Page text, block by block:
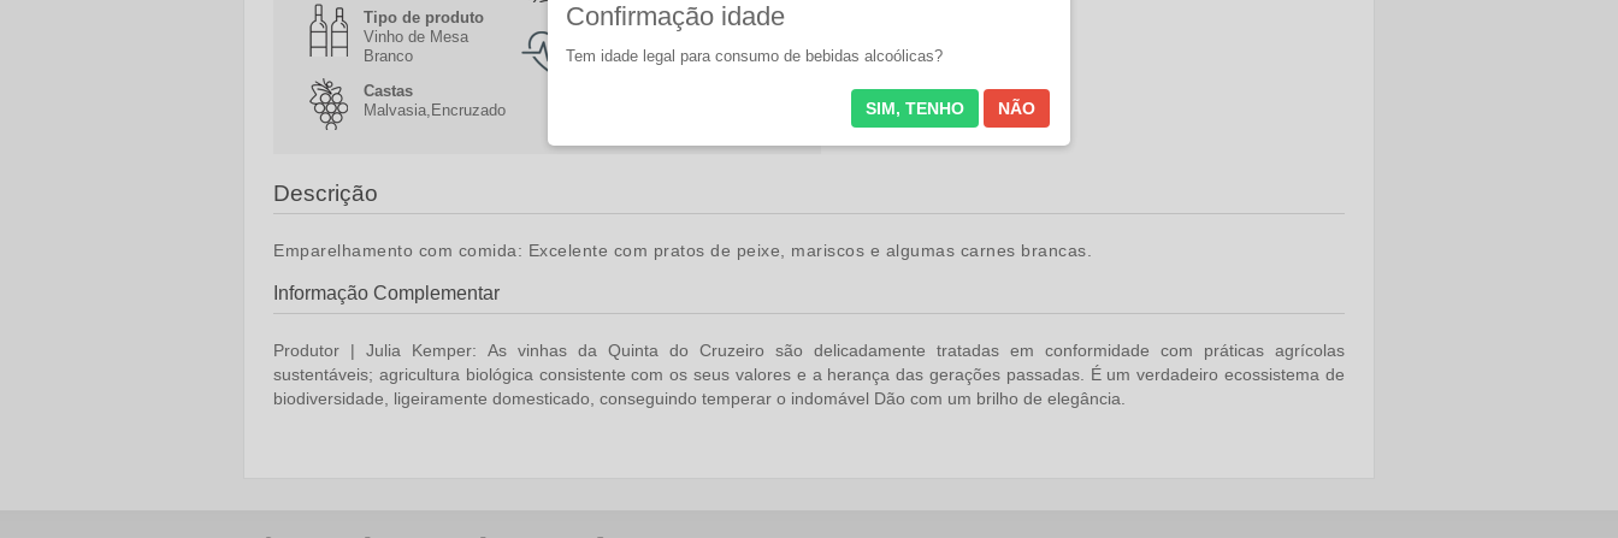
Tipo de produto
Vinho de Mesa
Branco
Contém Sulfites
Castas
Malvasia,Encruzado
Descrição
Emparelhamento com comida: Excelente com pratos de peixe, mariscos e algumas carnes brancas.
Informação Complementar
Produtor | Julia Kemper: As vinhas da Quinta do Cruzeiro são delicadamente tratadas em conformidade com práticas agrícolas
sustentáveis; agricultura biológica consistente com os seus valores e a herança das gerações passadas. É um verdadeiro ecossistema de
biodiversidade, ligeiramente domesticado, conseguindo temperar o indomável Dão com um brilho de elegância.
Confirmação idade
Tem idade legal para consumo de bebidas alcoólicas?
SIM, TENHO NÃO